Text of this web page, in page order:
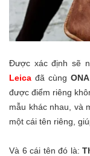
Được xác định sẽ
Leica đã cùng ONA
được điểm riêng
mẫu khác nhau, và
một cái tên riêng,
Và 6 cái tên đó là: